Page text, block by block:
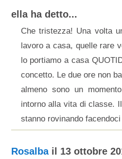
ella ha detto...
Che tristezza! Una volta
lavoro a casa, quelle rare
lo portiamo a casa
concetto. Le due ore non
almeno sono un
intorno alla vita di classe.
stanno rovinando
Rosalbail 13 ottobre